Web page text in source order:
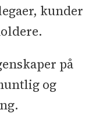
kunder
på
og